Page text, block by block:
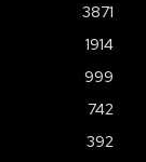
3871
1914
999
742
392